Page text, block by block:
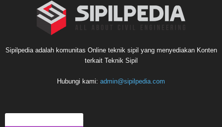
Sipilpedia adalah komunitas Online teknik sipil yang menyediakan Konten
terkait Teknik Sipil
Hubungi kami: admin@sipilpedia.com
ARTIKEL LAINNYA